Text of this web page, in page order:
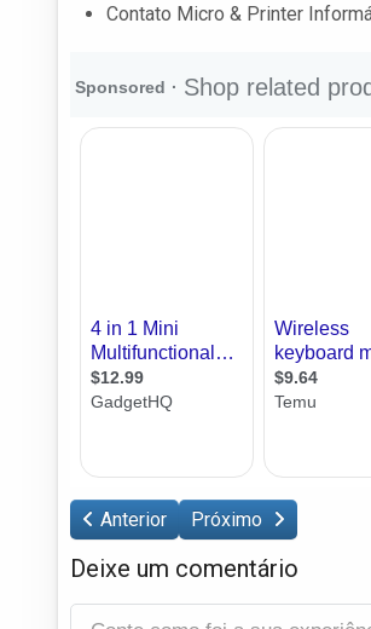
Contato Micro & Printer
Anterior Próximo
Deixe um comentário